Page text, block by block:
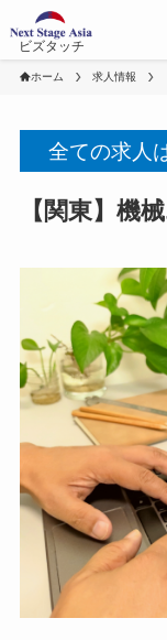
ビズタッチ
ホーム 求人情報
全ての求人
【関東】機